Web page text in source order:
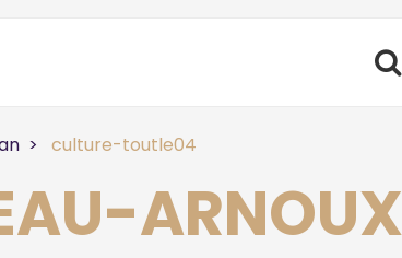
culture-toutle04